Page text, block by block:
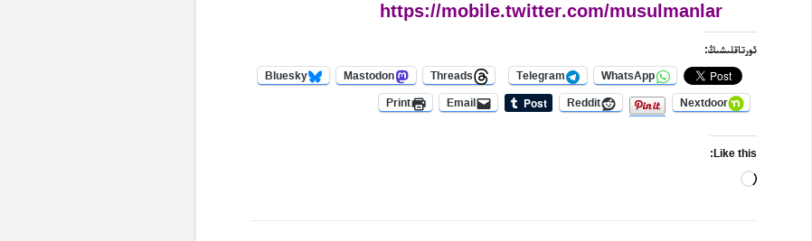
https://mobile.twitter.com/musulmanlar
ئورتاقلىشىڭ:
WhatsApp
Telegram
Threads
Mastodon
Bluesky
Nextdoor
Reddit
Email
Print
Like this:
Loading…